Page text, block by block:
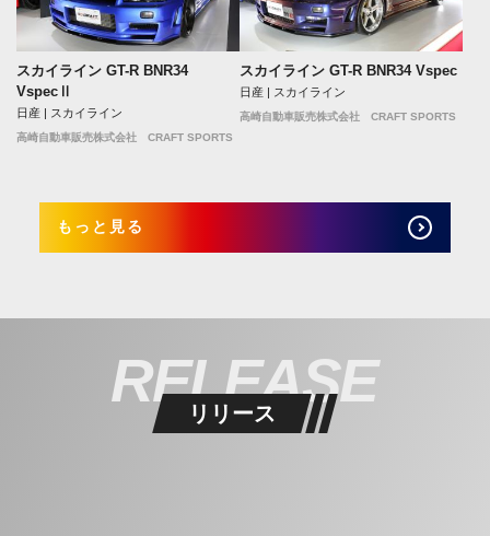
スカイライン GT-R BNR34
VspecⅡ
日産 | スカイライン
高崎自動車販売株式会社 CRAFT SPORTS
スカイライン GT-R BNR34 Vspec
日産 | スカイライン
高崎自動車販売株式会社 CRAFT SPORTS
もっと見る
RELEASE
リリース